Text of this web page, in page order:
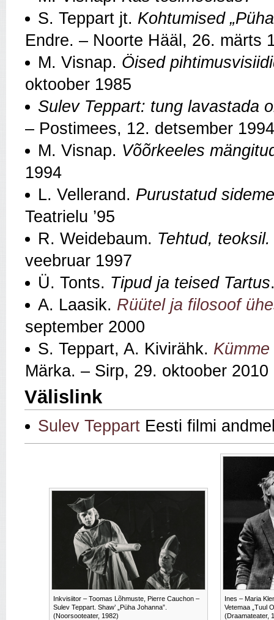
S. Teppart jt. Kohtumised
Endre. – Noorte Hääl, 26. märts
M. Visnap. Öised
oktoober 1985
Sulev Teppart: tung lavastada
– Postimees, 12. detsember 1994
M. Visnap. Võõrkeeles
1994
L. Vellerand. Purustatud
Teatrielu ’95
R. Weidebaum. Tehtud,
veebruar 1997
Ü. Tonts. Tipud ja teised Tartus
A. Laasik. Rüütel ja filosoof
september 2000
S. Teppart, A. Kivirähk.
Märka. – Sirp, 29. oktoober 2010
Välislink
Sulev Teppart Eesti filmi
Inkvisiitor – Toomas Lõhmuste, Pierre Cauchon –
Sulev Teppart. Shaw’ „Püha Johanna”.
(Noorsooteater, 1982)
Ines – Maria
Vetemaa „Tuul
(Draamateater,